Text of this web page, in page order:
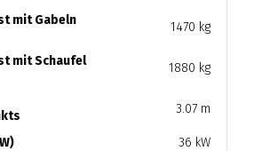
mit Gabeln
1470 kg
mit Schaufel
1880 kg
3.07 m
36 kW